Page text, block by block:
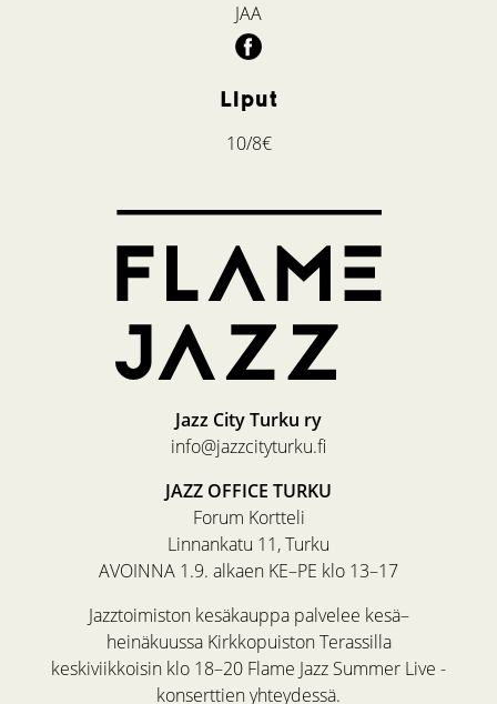
JAA
Liput
10/8€
Jazz City Turku ry
info@jazzcityturku.fi
JAZZ OFFICE TURKU
Forum Kortteli
Linnankatu 11, Turku
AVOINNA 1.9. alkaen KE–PE klo 13–17
Jazztoimiston kesäkauppa palvelee kesä–
heinäkuussa Kirkkopuiston Terassilla
keskiviikkoisin klo 18–20 Flame Jazz Summer Live -
konserttien yhteydessä.